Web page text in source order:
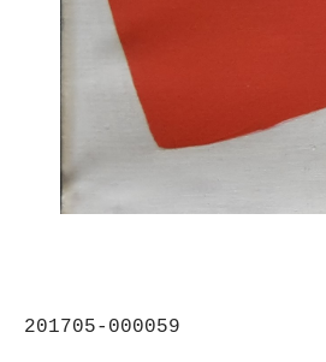
201705-000059